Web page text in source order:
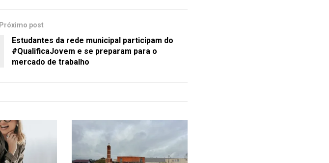
Próximo post
Estudantes da rede municipal participam do
#QualificaJovem e se preparam para o
mercado de trabalho